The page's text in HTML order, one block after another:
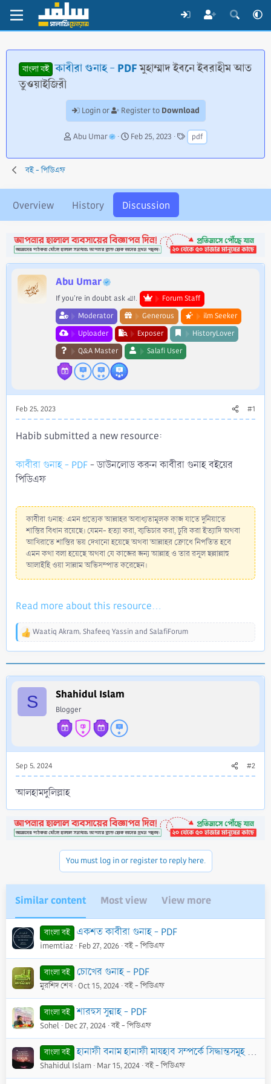
বাংলা বই কাবীরা গুনাহ - PDFমুহাম্মাদ ইবনে ইবরাহীম আত
তুওয়াইজিরী
Login or Register to Download
T
r
d
s
r
t
e
Abu Umar
S
a
d
a
t
Feb 25, 2023
T
a
g
pdf
বই - পিডিএফ
Overview History Discussion
Abu Umar
If you're in doubt ask الله.
Forum Staff
Moderator
Generous
ilm Seeker
Uploader
Exposer
HistoryLover
Q&A Master
Salafi User
Feb 25, 2023 #1
Habib submitted a new resource:
কাবীরা গুনাহ - PDF- ডাউনলোড করুন কাবীরা গুনাহ বইয়ের
পিডিএফ
কাবীরা গুনাহ: এমন প্রত্যেক আল্লাহর অবাধ্যতামূলক কাজ যাতে দুনিয়াতে
শাস্তির বিধান রয়েছে। যেমন- হত্যা করা, ব্যভিচার করা, চুরি করা ইত্যাদি অথবা
আখিরাতে শাস্তির ভয় দেখানো হয়েছে অথবা আল্লাহর ক্রোধে নিপতিত হবে
এমন কথা বলা হয়েছে অথবা যে কাজের জন্য আল্লাহ ও তার রসূল ছল্লাল্লাহু
আলাইহি ওয়া সাল্লাম অভিসম্পাত করেছেন।
Read more about this resource...
R
Waatiq Akram, Shafeeq Yassin and SalafiForum
S Shahidul Islam
Blogger
Sep 5, 2024 #2
আলহামদুলিল্লাহ
You must log in or register to reply here.
Similar content Most view View more
বাংলা বই একশত কাবীরা গুনাহ - PDF
imemtiaz Feb 27, 2026 বই - পিডিএফ
বাংলা বই চোখের গুনাহ - PDF
মুরশিদ শেখ Oct 15, 2024 বই - পিডিএফ
বাংলা বই শারহুস সুন্নাহ - PDF
Sohel Dec 27, 2024 বই - পিডিএফ
বাংলা বই হানাফী বনাম হানাফী মাযহাব সম্পর্কে সিদ্ধান্তসমূহ - PDF
Shahidul Islam Mar 15, 2024 বই - পিডিএফ